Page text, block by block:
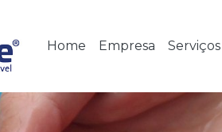
Home Empresa Serviços